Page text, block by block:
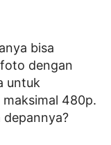
bisa
dengan
untuk
480p.
depannya?